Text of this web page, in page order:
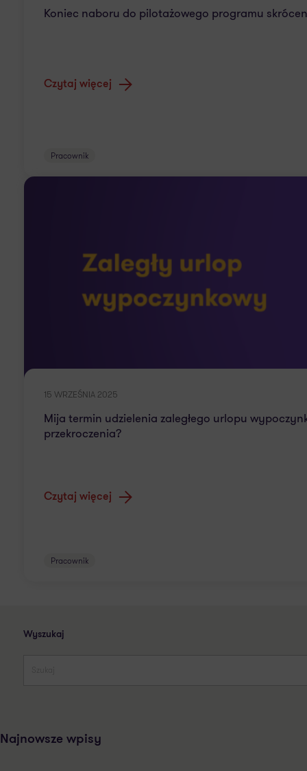
Koniec naboru do pilotażowego programu
Czytaj więcej
Pracownik
15 WRZEŚNIA 2025
Mija termin udzielenia zaległego urlopu
przekroczenia?
Czytaj więcej
Pracownik
Wyszukaj
Najnowsze wpisy